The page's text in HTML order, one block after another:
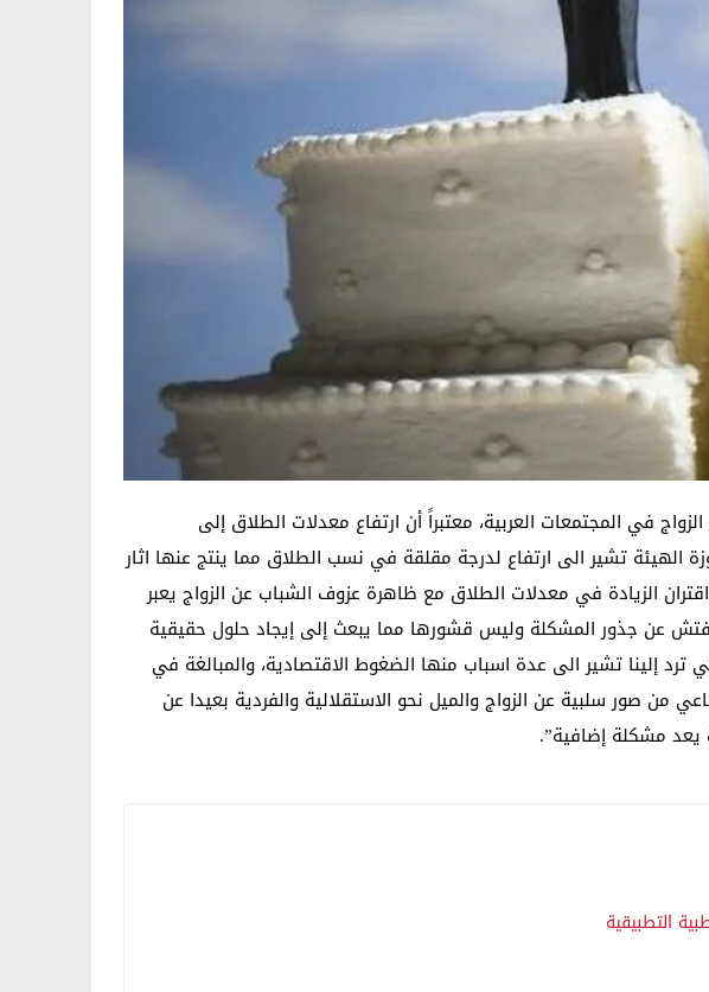
في المجتمعات العربية، معتبراً أن ارتفاع معدلات الطلاق إلى
الهيئة تشير الى ارتفاع لدرجة مقلقة في نسب الطلاق مما ينتج عنها اثار
الزيادة في معدلات الطلاق مع ظاهرة عزوف الشباب عن الزواج يعبر
عن جذور المشكلة وليس قشورها مما يبعث إلى إيجاد حلول حقيقية
ترد إلينا تشير الى عدة اسباب منها الضغوط الاقتصادية، والمبالغة في
من صور سلبية عن الزواج والميل نحو الاستقلالية والفردية بعيدا عن
يعد مشكلة إضافية”.
التطبيقية